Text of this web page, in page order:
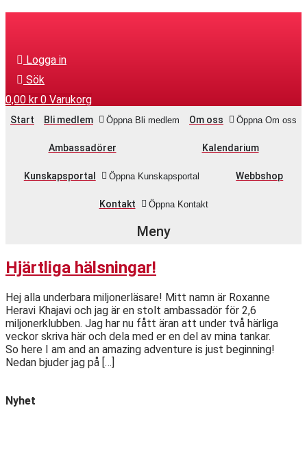
Hoppa
Logga in
Sök
0,00 kr 0 Varukorg
Start Bli medlem Öppna Bli medlem Om oss Öppna Om oss
Ambassadörer Kalendarium
Kunskapsportal Öppna Kunskapsportal Webbshop
Kontakt Öppna Kontakt
Hjärtliga hälsningar!
Hej alla underbara miljonerläsare! Mitt namn är Roxanne
Heravi Khajavi och jag är en stolt ambassadör för 2,6
miljonerklubben. Jag har nu fått äran att under två härliga
veckor skriva här och dela med er en del av mina tankar.
So here I am and an amazing adventure is just beginning!
Nedan bjuder jag på […]
Nyhet